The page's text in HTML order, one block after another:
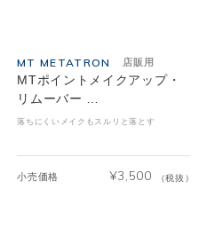
MT METATRON 店販用
MTポイントメイクアップ・
リムーバー …
落ちにくいメイクもスルリと落とす
小売価格 ¥3,500 （税抜）